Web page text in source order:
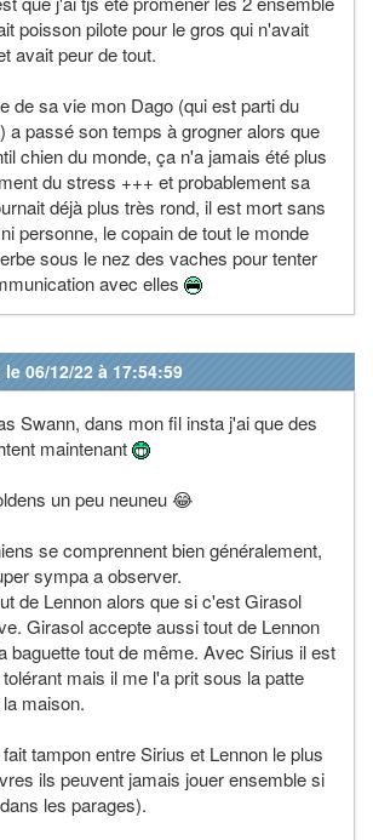
poisson pilote pour le gros qui n'avait
avait peur de tout.
de sa vie mon Dago (qui est parti du
a passé son temps à grogner alors que
chien du monde, ça n'a jamais été plus
du stress +++ et probablement sa
déjà plus très rond, il est mort sans
personne, le copain de tout le monde
sous le nez des vaches pour tenter
avec elles
le 06/12/22 à 17:54:59
Swann, dans mon fil insta j'ai que des
maintenant
un peu neuneu 😂
se comprennent bien généralement,
sympa a observer.
de Lennon alors que si c'est Girasol
Girasol accepte aussi tout de Lennon
baguette tout de même. Avec Sirius il est
mais il me l'a prit sous la patte
maison.
tampon entre Sirius et Lennon le plus
ils peuvent jamais jouer ensemble si
les parages).